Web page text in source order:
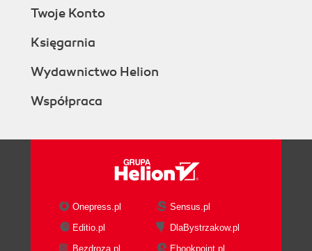
Twoje Konto
Księgarnia
Wydawnictwo Helion
Współpraca
Onepress.pl
Sensus.pl
Editio.pl
DlaBystrzakow.pl
Bezdroza.pl
Ebookpoint.pl